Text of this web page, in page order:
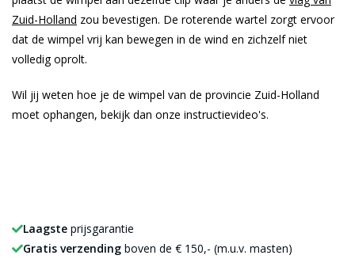
Zuid-Holland zou bevestigen. De roterende wartel zorgt ervoor
dat de wimpel vrij kan bewegen in de wind en zichzelf niet
volledig oprolt.
Wil jij weten hoe je de wimpel van de provincie Zuid-Holland
moet ophangen, bekijk dan onze instructievideo's.
Laagste prijsgarantie
Gratis verzending boven de € 150,- (m.u.v. masten)